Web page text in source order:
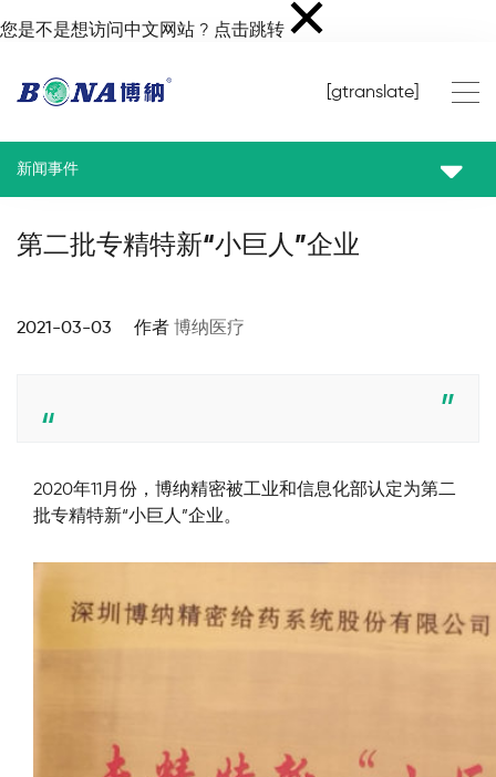
您是不是想访问中文网站 ? 点击跳转
[gtranslate]
新闻事件
第二批专精特新“小巨人”企业
2021-03-03 作者 博纳医疗
2020年11月份，博纳精密被工业和信息化部认定为第二
批专精特新“小巨人”企业。